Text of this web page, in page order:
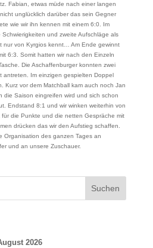
Fabian, etwas müde nach einer langen
unglücklich darüber das sein Gegner
wie wir ihn kennen mit einem 6:0. Im
und zweite Aufschläge als
nur von Kyrgios kennt… Am Ende gewinnt
6:3. Somit hatten wir nach den Einzeln
Die Aschaffenburger konnten zwei
antreten. Im einzigen gespielten Doppel
Kurz vor dem Matchball kam auch noch Jan
die Saison eingreifen wird und sich schon
Endstand 8:1 und wir winken weiterhin von
die Punkte und die netten Gespräche mit
drücken das wir den Aufstieg schaffen.
Organisation des ganzen Tages an
und an unsere Zuschauer.
2026